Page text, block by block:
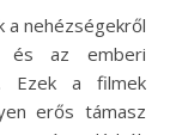
a nehézségekről
és az emberi
Ezek a filmek
erős támasz